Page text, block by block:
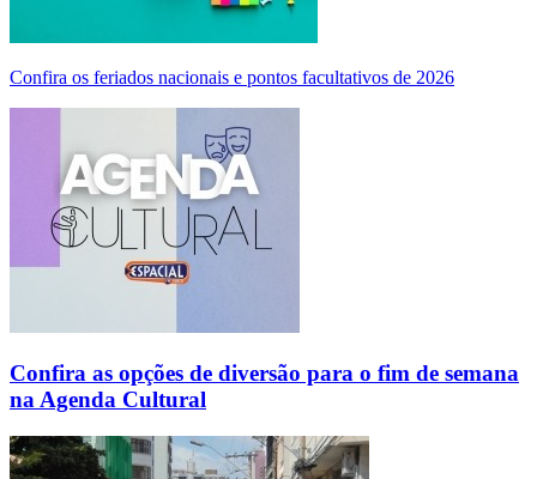
Confira os feriados nacionais e pontos facultativos de 2026
Confira as opções de diversão para o fim de semana
na Agenda Cultural